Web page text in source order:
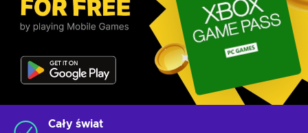
Cały świat